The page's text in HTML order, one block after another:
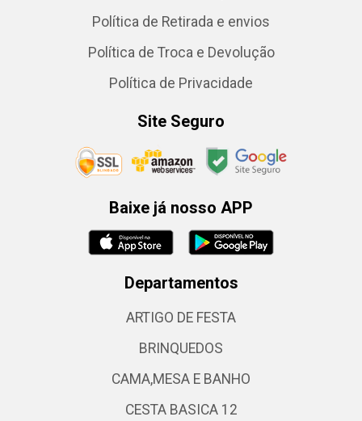
Política de Retirada e envios
Política de Troca e Devolução
Política de Privacidade
Site Seguro
Baixe já nosso APP
Departamentos
ARTIGO DE FESTA
BRINQUEDOS
CAMA,MESA E BANHO
CESTA BASICA 12